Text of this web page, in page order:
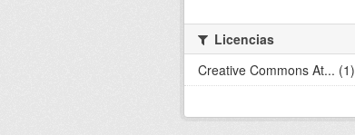
Licencias
Creative Commons At... (1)